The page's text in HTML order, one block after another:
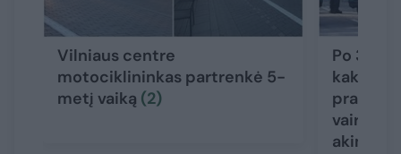
Vilniaus centre
motociklininkas partrenkė 5-
metį vaiką (2)
Po 3
prabilo